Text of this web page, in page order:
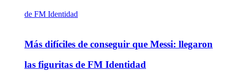
Más difíciles de conseguir que Messi: llegaron
las figuritas de FM Identidad